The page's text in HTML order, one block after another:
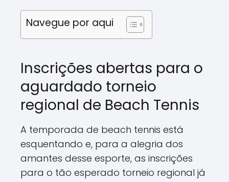
Navegue por aqui
Inscrições abertas para o
aguardado torneio
regional de Beach Tennis
A temporada de beach tennis está
esquentando e, para a alegria dos
amantes desse esporte, as inscrições
para o tão esperado torneio regional já